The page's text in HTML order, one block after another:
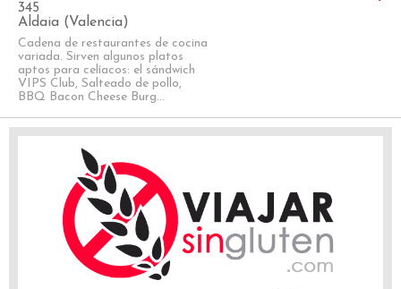
345
Aldaia (Valencia)
Cadena de restaurantes de cocina
variada. Sirven algunos platos
aptos para celíacos: el sándwich
VIPS Club, Salteado de pollo,
BBQ Bacon Cheese Burg...